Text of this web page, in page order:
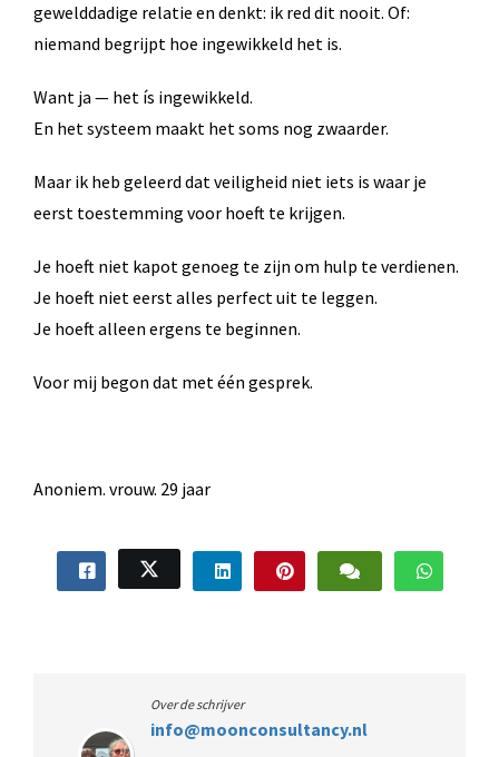
gewelddadige relatie en denkt: ik red dit nooit. Of:
niemand begrijpt hoe ingewikkeld het is.
Want ja — het ís ingewikkeld.
En het systeem maakt het soms nog zwaarder.
Maar ik heb geleerd dat veiligheid niet iets is waar je
eerst toestemming voor hoeft te krijgen.
Je hoeft niet kapot genoeg te zijn om hulp te verdienen.
Je hoeft niet eerst alles perfect uit te leggen.
Je hoeft alleen ergens te beginnen.
Voor mij begon dat met één gesprek.
Anoniem. vrouw. 29 jaar
Over de schrijver
info@moonconsultancy.nl